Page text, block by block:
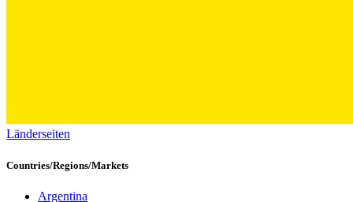
Länderseiten
Countries/Regions/Markets
Argentina